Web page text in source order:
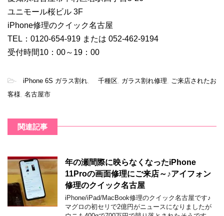
ユニモール桜ビル 3F
iPhone修理のクイック名古屋
TEL：0120-654-919 または 052-462-9194
受付時間10：00～19：00
- iPhone 6S ガラス割れ, 千種区, ガラス割れ修理, ご来店されたお
客様, 名古屋市
関連記事
年の瀬間際に映らなくなったiPhone
11Proの画面修理にご来店～♪アイフォン
修理のクイック名古屋
iPhone/iPad/MacBook修理のクイック名古屋です♪
マグロの初セリで2億円がニュースになりましたが